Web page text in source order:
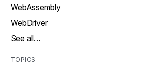
WebAssembly
WebDriver
See all…
TOPICS